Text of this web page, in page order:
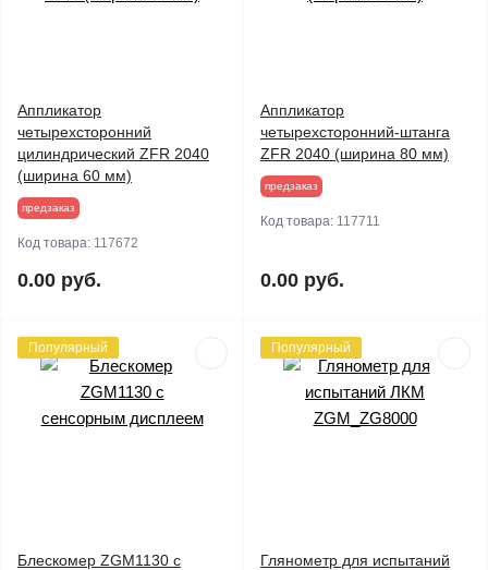
Аппликатор
четырехсторонний
цилиндрический ZFR 2040
(ширина 60 мм)
предзаказ
Код товара: 117672
0.00 руб.
Аппликатор
четырехсторонний-штанга
ZFR 2040 (ширина 80 мм)
предзаказ
Код товара: 117711
0.00 руб.
Популярный
Блескомер ZGM1130 с
Популярный
Глянометр для испытаний